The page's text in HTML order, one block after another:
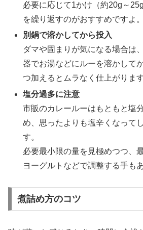
必要に応じて1かけ（約20g～
を繰り返すのがおすすめですよ。
別鍋で溶かしてから投入
ダマや固まりが気になる場合は
器でお湯などにルーを溶かして
つ加えるとムラなく仕上がります
塩分過多に注意
市販のカレールーはもともと塩
め、思ったよりも塩辛くなって
す。
必要最小限の量を見極めつつ、
ヨーグルトなどで調整する手も
煮詰め方のコツ